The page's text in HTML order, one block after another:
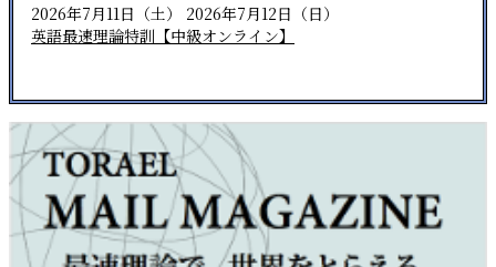
2026年7月11日（土） 2026年7月12日（日）
英語最速理論特訓【中級オンライン】